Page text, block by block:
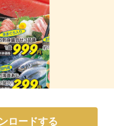
ロードする